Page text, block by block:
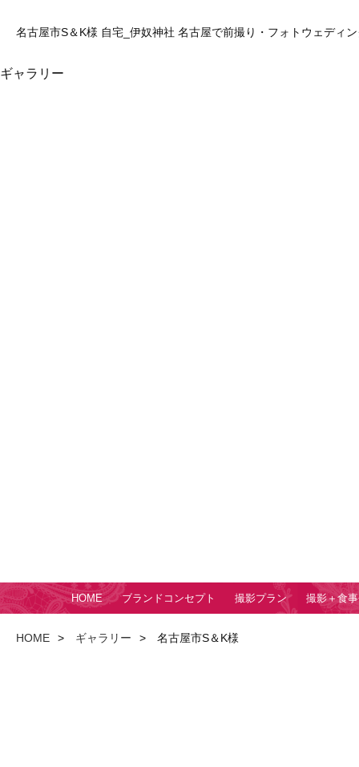
名古屋市S＆K様 自宅_伊奴神社 名古屋で前撮り・フォトウェディ
ギャラリー
HOME ブランドコンセプト 撮影プラン 撮影＋食
HOME ギャラリー 名古屋市S＆K様